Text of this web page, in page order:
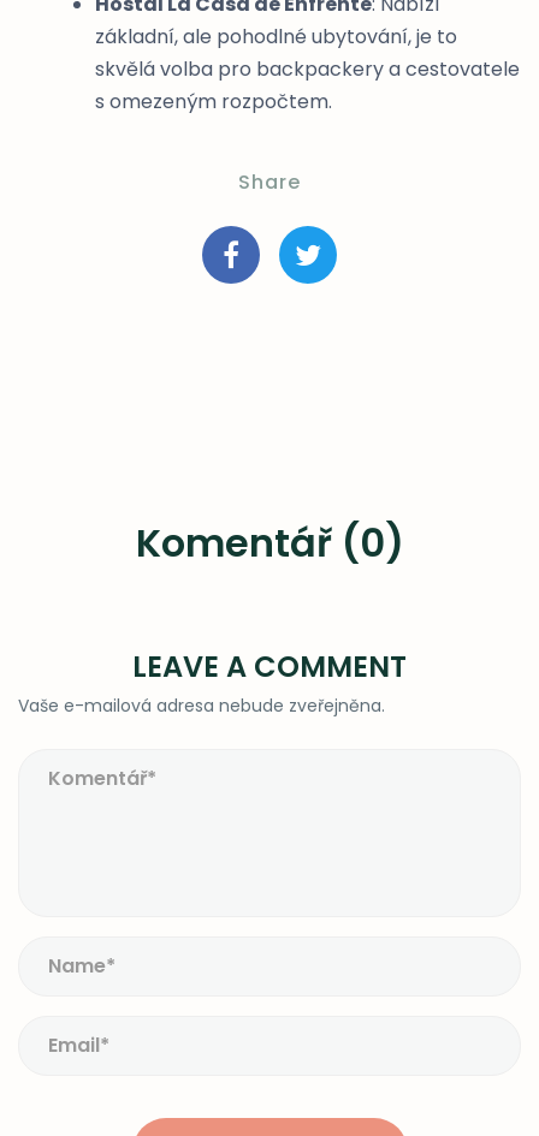
základní, ale pohodlné ubytování, je to
skvělá volba pro backpackery a cestovatele
s omezeným rozpočtem.
Share
Komentář (0)
LEAVE A COMMENT
Vaše e-mailová adresa nebude zveřejněna.